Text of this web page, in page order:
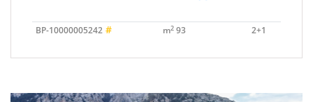
2+1
93 m
2
#
BP-10000005242